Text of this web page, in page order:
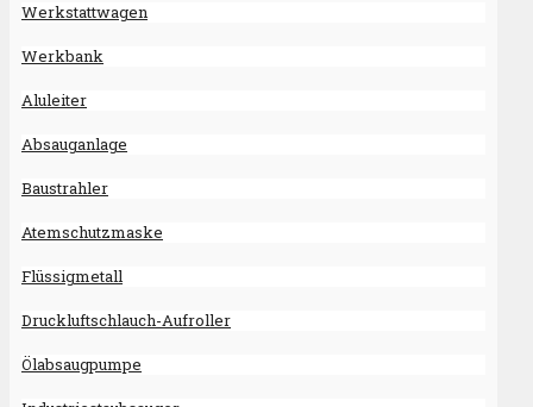
Werkstattwagen
Werkbank
Aluleiter
Absauganlage
Baustrahler
Atemschutzmaske
Flüssigmetall
Druckluftschlauch-Aufroller
Ölabsaugpumpe